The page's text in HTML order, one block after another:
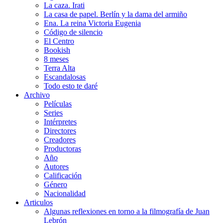
La caza. Irati
La casa de papel. Berlín y la dama del armiño
Ena. La reina Victoria Eugenia
Código de silencio
El Centro
Bookish
8 meses
Terra Alta
Escandalosas
Todo esto te daré
Archivo
Películas
Series
Intérpretes
Directores
Creadores
Productoras
Año
Autores
Calificación
Género
Nacionalidad
Articulos
Algunas reflexiones en torno a la filmografía de Juan
Lebrón